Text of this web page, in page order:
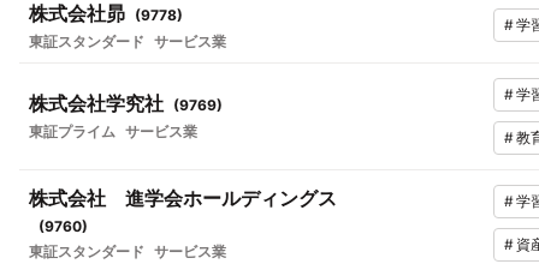
株式会社昴 (9778)
東証スタンダード サービス業
#学
株式会社学究社 (9769)
東証プライム サービス業
#学
#教
株式会社 進学会ホールディングス
(9760)
東証スタンダード サービス業
#学
# 資